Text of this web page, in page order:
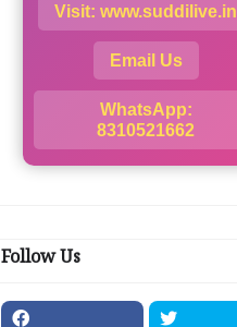
Visit: www.suddilive.in
Email Us
WhatsApp:
8310521662
Follow Us